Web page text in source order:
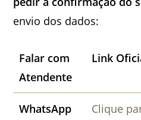
envio dos dados:
Falar com
Atendente
Link
WhatsApp
Clique